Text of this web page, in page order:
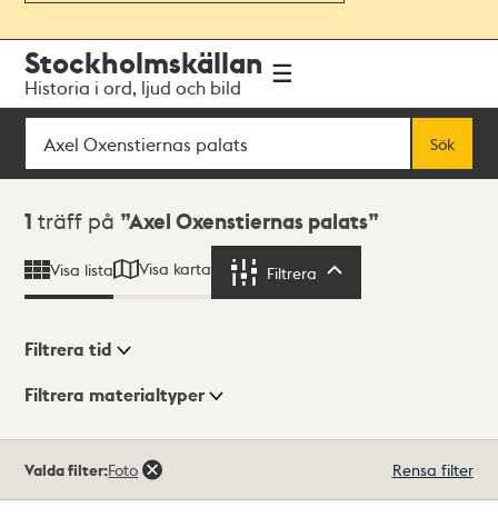
navigationen
huvudinnehållet
Stockholmskällan
Historia i ord, ljud och bild
Sök
Sök
Sökresultat
1 träff på Axel Oxenstiernas palats
Visa lista Visa karta Filtrera
Visningsläge
Filtrera tid
Filtrera materialtyper
träffar
Valda filter:Foto Rensa filter